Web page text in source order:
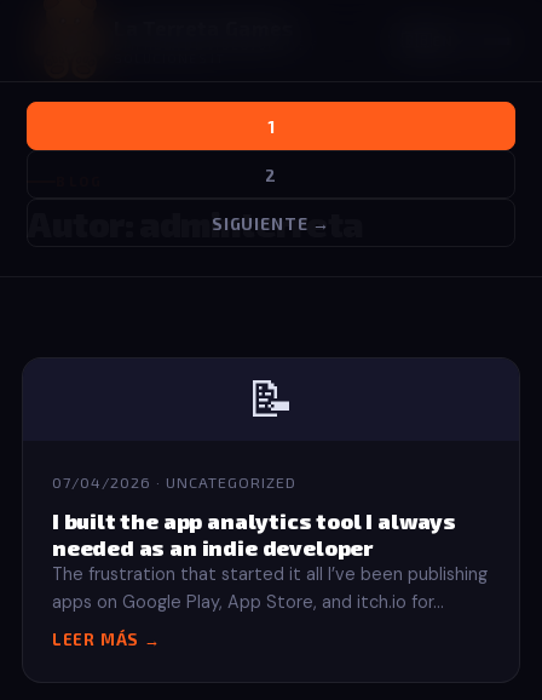
Autor: adminterreta
📝
07/04/2026 · UNCATEGORIZED
I built the app analytics tool I always
needed as an indie developer
The frustration that started it all I’ve been publishing
apps on Google Play, App Store, and itch.io for…
LEER MÁS →
pagination
1
2
SIGUIENTE →